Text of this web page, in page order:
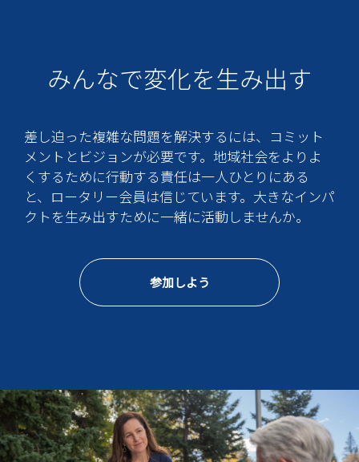
みんなで変化を生み出す
差し迫った複雑な問題を解決するには、コミット
メントとビジョンが必要です。地域社会をよりよ
くするために行動する責任は一人ひとりにある
と、ロータリー会員は信じています。大きなインパ
クトを生み出すために一緒に活動しませんか。
参加しよう